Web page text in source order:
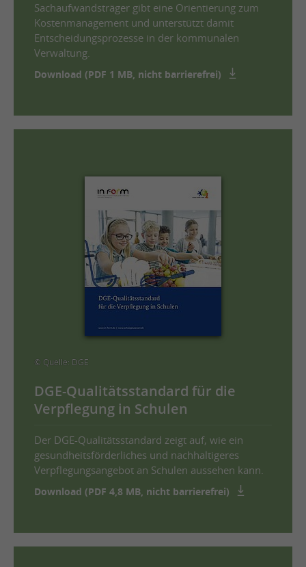
Sachaufwandsträger gibt eine Orientierung zum
Kostenmanagement und unterstützt damit
Entscheidungsprozesse in der kommunalen
Verwaltung.
Download (PDF 1 MB, nicht barrierefrei)
© Quelle: DGE
DGE-Qualitätsstandard für die
Verpflegung in Schulen
Der DGE-Qualitätsstandard zeigt auf, wie ein
gesundheitsförderliches und nachhaltigeres
Verpflegungsangebot an Schulen aussehen kann.
Download (PDF 4,8 MB, nicht barrierefrei)